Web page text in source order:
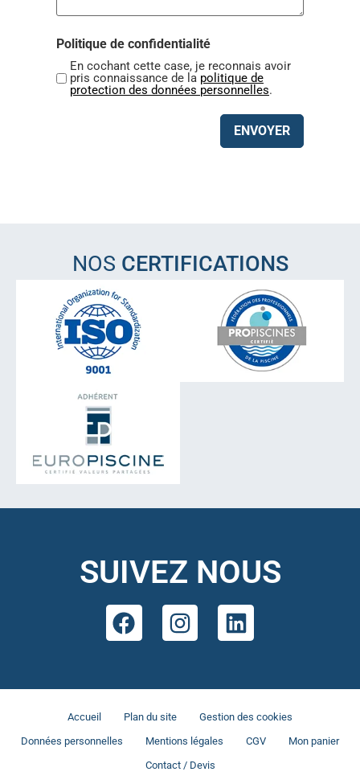
Politique de confidentialité
En cochant cette case, je reconnais avoir
pris connaissance de la politique de
protection des données personnelles.
ENVOYER
NOS CERTIFICATIONS
SUIVEZ NOUS
Accueil Plan du site
Gestion des cookies
Données personnelles
Mentions légales CGV
Mon panier
Contact / Devis